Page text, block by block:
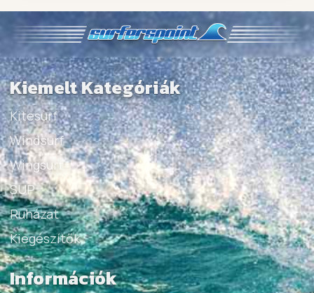
Kiemelt Kategóriák
Kitesurf
Windsurf
Wingsurf
SUP
Ruházat
Kiegészítők
Információk